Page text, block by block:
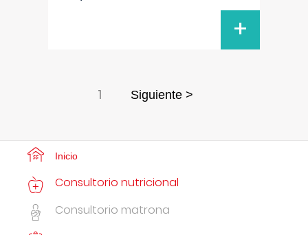
+
1 Siguiente >
Inicio
Consultorio nutricional
Consultorio matrona